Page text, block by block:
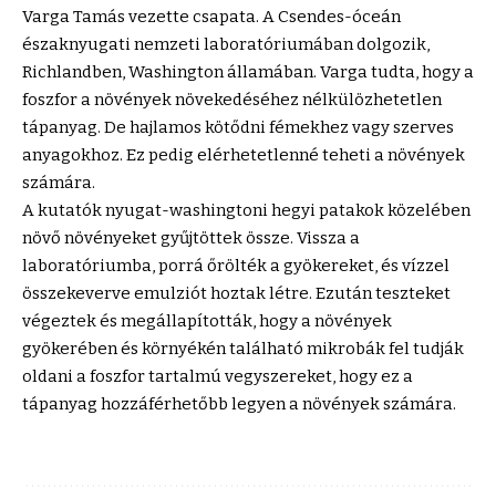
Varga Tamás vezette csapata. A Csendes-óceán
északnyugati nemzeti laboratóriumában dolgozik,
Richlandben, Washington államában. Varga tudta, hogy a
foszfor a növények növekedéséhez nélkülözhetetlen
tápanyag. De hajlamos kötődni fémekhez vagy szerves
anyagokhoz. Ez pedig elérhetetlenné teheti a növények
számára.
A kutatók nyugat-washingtoni hegyi patakok közelében
növő növényeket gyűjtöttek össze. Vissza a
laboratóriumba, porrá őrölték a gyökereket, és vízzel
összekeverve emulziót hoztak létre. Ezután teszteket
végeztek és megállapították, hogy a növények
gyökerében és környékén található mikrobák fel tudják
oldani a foszfor tartalmú vegyszereket, hogy ez a
tápanyag hozzáférhetőbb legyen a növények számára.